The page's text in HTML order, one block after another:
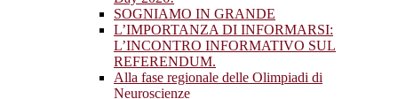
SOGNIAMO IN GRANDE
L’IMPORTANZA DI INFORMARSI:
L’INCONTRO INFORMATIVO SUL
REFERENDUM.
Alla fase regionale delle Olimpiadi di
Neuroscienze